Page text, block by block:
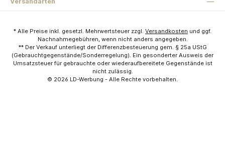
* Alle Preise inkl. gesetzl. Mehrwertsteuer zzgl. Versandkosten und ggf.
Nachnahmegebühren, wenn nicht anders angegeben.
** Der Verkauf unterliegt der Differenzbesteuerung gem. § 25a UStG
(Gebrauchtgegenstände/Sonderregelung). Ein gesonderter Ausweis der
Umsatzsteuer für gebrauchte oder wiederaufbereitete Gegenstände ist
nicht zulässig.
© 2026 LD-Werbung - Alle Rechte vorbehalten.